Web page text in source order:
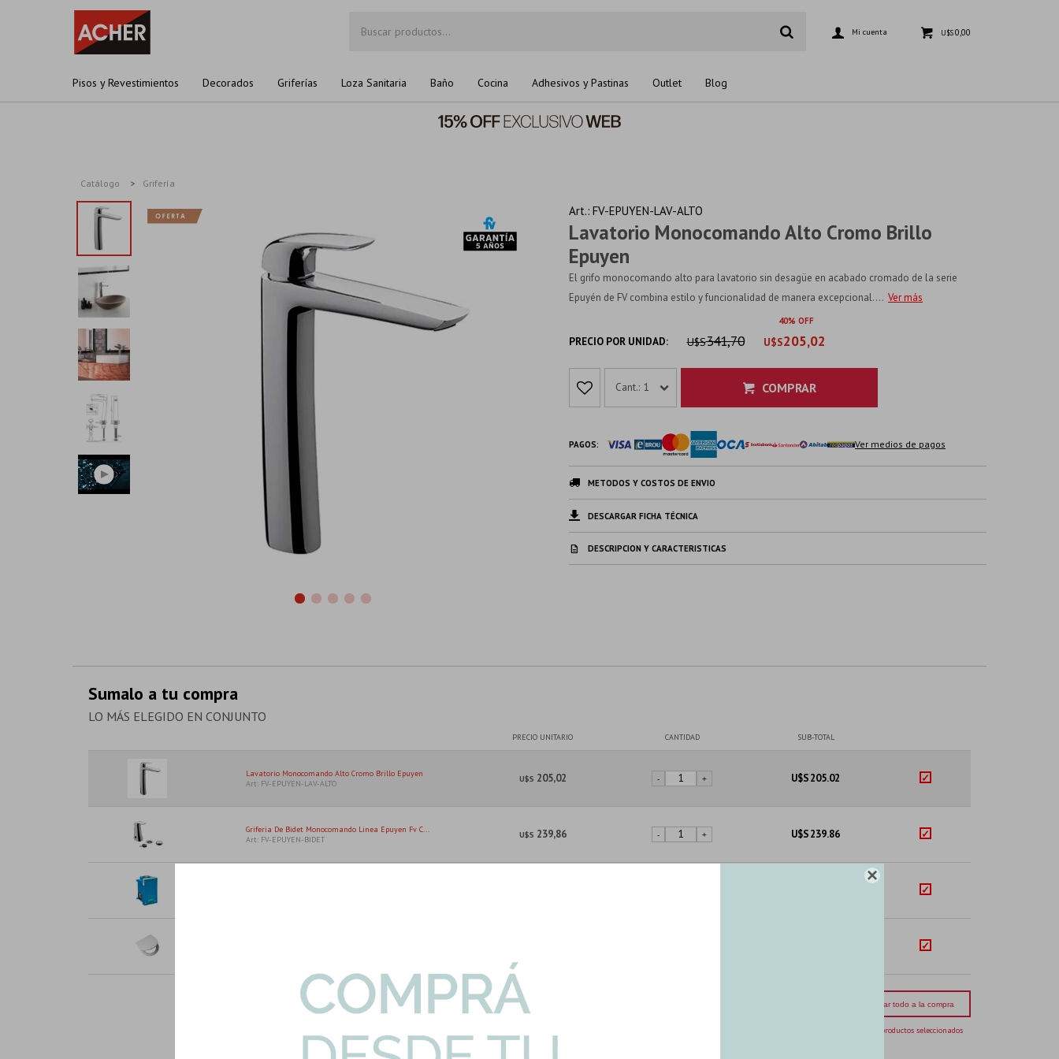

Pisos y Revestimientos Decorados Griferías Loza Sanitaria Baño Cocina Adhesivos y Pastinas Outlet Blog
U$S0,00
Catálogo Grifería
Lavatorio Monocomando Alto Cromo Brillo
Epuyen
FV-EPUYEN-LAV-ALTO
El grifo monocomando alto para lavatorio sin desagüe en acabado cromado de la serie
Epuyén de FV combina estilo y funcionalidad de manera excepcional.... Ver más
40
PRECIO POR UNIDAD: U$S205,02
U$S341,70
1 COMPRAR
PAGOS: Ver medios de pagos
METODOS Y COSTOS DE ENVIO
DESCARGAR FICHA TÉCNICA
DESCRIPCION Y CARACTERISTICAS
Sumalo a tu compra
LO MÁS ELEGIDO EN CONJUNTO
PRECIO UNITARIO CANTIDAD SUB-TOTAL
Lavatorio Monocomando Alto Cromo Brillo Epuyen
Art: FV-EPUYEN-LAV-ALTO
U$S 205,02 - + U$S205.02
Griferia De Bidet Monocomando Linea Epuyen Fv C...
Art: FV-EPUYEN-BIDET
U$S 239,86 - + U$S239.86
Agregar todo a la compra
4 productos seleccionados